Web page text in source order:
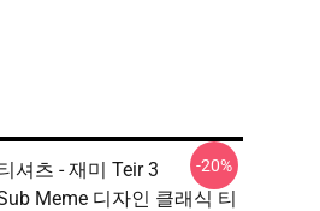
셔츠 - 재미 Teir 3
Meme 디자인 클래식 티
-20%